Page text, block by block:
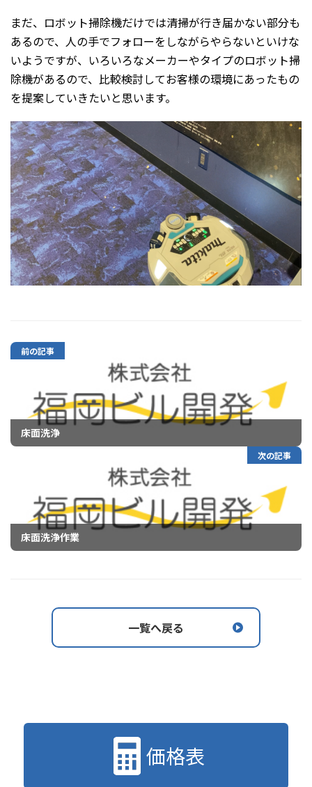
まだ、ロボット掃除機だけでは清掃が行き届かない部分も
あるので、人の手でフォローをしながらやらないといけな
いようですが、いろいろなメーカーやタイプのロボット掃
除機があるので、比較検討してお客様の環境にあったもの
を提案していきたいと思います。
前の記事
床面洗浄
次の記事
床面洗浄作業
一覧へ戻る
価格表